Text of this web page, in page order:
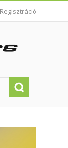
Regisztráció